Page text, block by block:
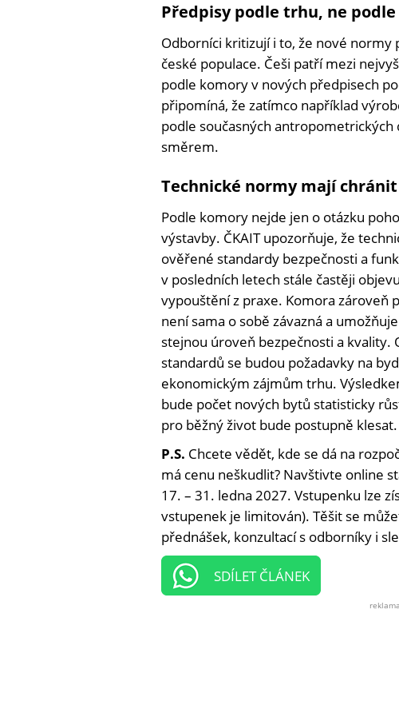
Předpisy podle trhu, ne
Odborníci kritizují i to, že nové
české populace. Češi patří mezi
podle komory v nových předpisech
připomíná, že zatímco například
podle současných
směrem.
Technické normy mají
Podle komory nejde jen o otázku
výstavby. ČKAIT upozorňuje, že
ověřené standardy bezpečnosti a
v posledních letech stále častěji
vypouštění z praxe. Komora zároveň
není sama o sobě závazná a
stejnou úroveň bezpečnosti a kvality.
standardů se budou požadavky na
ekonomickým zájmům trhu.
bude počet nových bytů statisticky
pro běžný život bude postupně klesat.
P.S. Chcete vědět, kde se dá na
má cenu neškudlit? Navštivte online
17. – 31. ledna 2027. Vstupenku lze
vstupenek je limitován). Těšit se
přednášek, konzultací s odborníky i
SDÍLET ČLÁNEK
reklama